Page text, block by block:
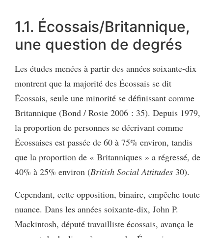
1.1. Écossais/Britannique,
une question de degrés
Les études menées à partir des années soixante-dix
montrent que la majorité des Écossais se dit
Écossais, seule une minorité se définissant comme
Britannique (Bond / Rosie 2006 : 35). Depuis 1979,
la proportion de personnes se décrivant comme
Écossaises est passée de 60 à 75% environ, tandis
que la proportion de « Britanniques » a régressé, de
40% à 25% environ (British Social Attitudes 30).
Cependant, cette opposition, binaire, empêche toute
nuance. Dans les années soixante-dix, John P.
Mackintosh, député travailliste écossais, avança le